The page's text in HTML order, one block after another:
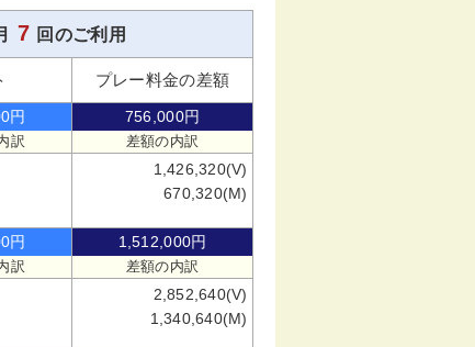
7 回のご利用
プレー料金の差額
円
訳
756,000円
差額の内訳
1,426,320(V)
670,320(M)
円
訳
1,512,000円
差額の内訳
2,852,640(V)
1,340,640(M)